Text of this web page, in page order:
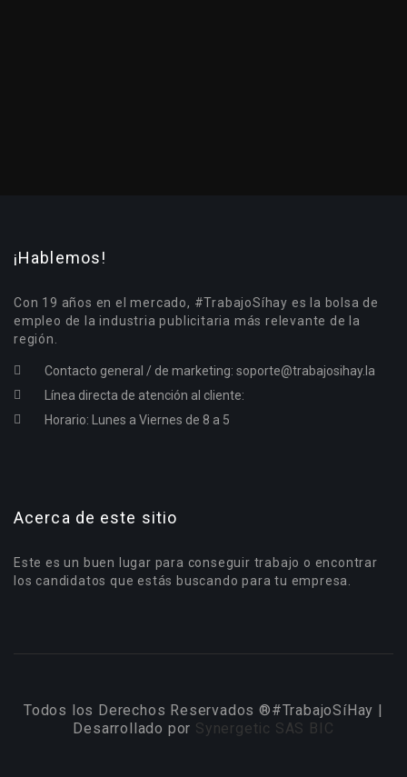
¡Hablemos!
Con 19 años en el mercado, #TrabajoSíhay es la bolsa de
empleo de la industria publicitaria más relevante de la
región.
Contacto general / de marketing: soporte@trabajosihay.la
Línea directa de atención al cliente:
Horario: Lunes a Viernes de 8 a 5
Acerca de este sitio
Este es un buen lugar para conseguir trabajo o encontrar
los candidatos que estás buscando para tu empresa.
Todos los Derechos Reservados ®#TrabajoSíHay |
Desarrollado por Synergetic SAS BIC